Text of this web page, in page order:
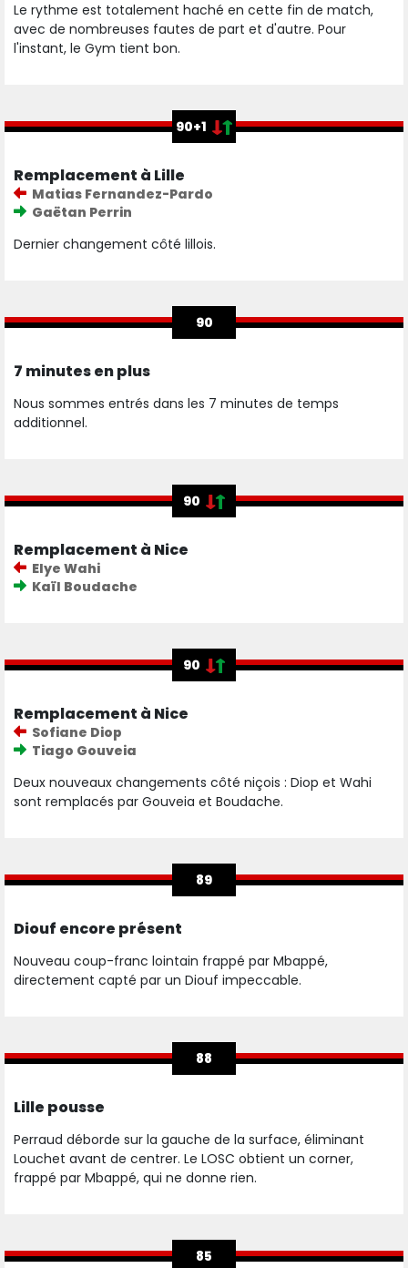
Le rythme est totalement haché en cette fin de match,
avec de nombreuses fautes de part et d'autre. Pour
l'instant, le Gym tient bon.
90+1
Remplacement à Lille
Matias Fernandez-Pardo
Gaëtan Perrin
Dernier changement côté lillois.
90
7 minutes en plus
Nous sommes entrés dans les 7 minutes de temps
additionnel.
90
Remplacement à Nice
Elye Wahi
Kaïl Boudache
90
Remplacement à Nice
Sofiane Diop
Tiago Gouveia
Deux nouveaux changements côté niçois : Diop et Wahi
sont remplacés par Gouveia et Boudache.
89
Diouf encore présent
Nouveau coup-franc lointain frappé par Mbappé,
directement capté par un Diouf impeccable.
88
Lille pousse
Perraud déborde sur la gauche de la surface, éliminant
Louchet avant de centrer. Le LOSC obtient un corner,
frappé par Mbappé, qui ne donne rien.
85